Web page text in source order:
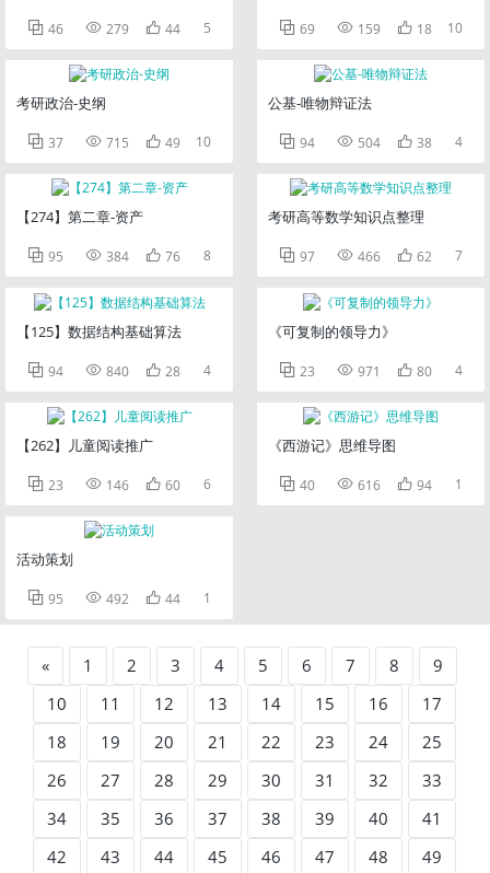
 46  279  44 5
考研政治-史纲
 37  715  49 10
【274】第二章-资产
 95  384  76 8
【125】数据结构基础算法
 94  840  28 4
【262】儿童阅读推广
 23  146  60 6
活动策划
 95  492  44 1
 69  159  18 10
公基-唯物辩证法
 94  504  38 4
考研高等数学知识点整理
 97  466  62 7
《可复制的领导力》
 23  971  80 4
《西游记》思维导图
 40  616  94 1
« 1 2 3 4 5 6 7 8
9
10
11 12 13 14 15 16
17
18
19 20 21 22 23 24
25
26
27 28 29 30 31 32
33
34
35 36 37 38 39 40
41
42
43 44 45 46 47 48
49